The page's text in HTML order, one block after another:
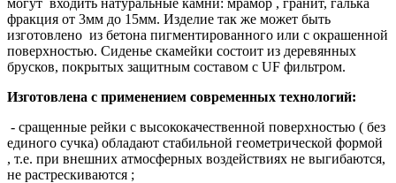
фракция от 3мм до 15мм. Изделие так же может быть
изготовлено из бетона пигментированного или с окрашенной
поверхностью. Сиденье скамейки состоит из деревянных
брусков, покрытых защитным составом с UF фильтром.
Изготовлена с применением современных технологий:
- сращенные рейки с высококачественной поверхностью ( без
единого сучка) обладают стабильной геометрической формой
, т.е. при внешних атмосферных воздействиях не выгибаются,
не растрескиваются ;